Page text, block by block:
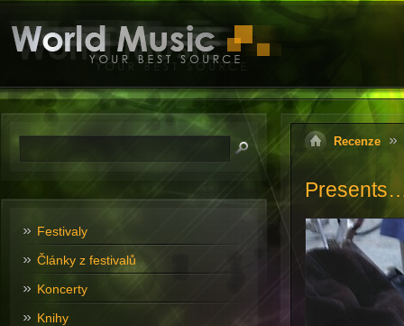
Recenze
Festivaly
Články z festivalů
Koncerty
Knihy